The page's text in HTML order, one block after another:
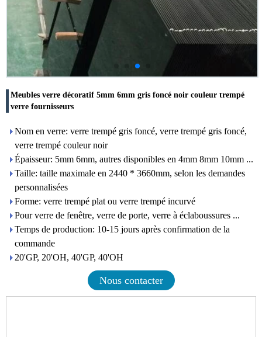
Meubles verre décoratif 5mm 6mm gris foncé noir couleur trempé
verre fournisseurs
Nom en verre: verre trempé gris foncé, verre trempé gris foncé,
verre trempé couleur noir
Épaisseur: 5mm 6mm, autres disponibles en 4mm 8mm 10mm ...
Taille: taille maximale en 2440 * 3660mm, selon les demandes
personnalisées
Forme: verre trempé plat ou verre trempé incurvé
Pour verre de fenêtre, verre de porte, verre à éclaboussures ...
Temps de production: 10-15 jours après confirmation de la
commande
20'GP, 20'OH, 40'GP, 40'OH
Nous contacter